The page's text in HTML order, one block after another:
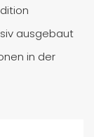
ausgebaut
in der